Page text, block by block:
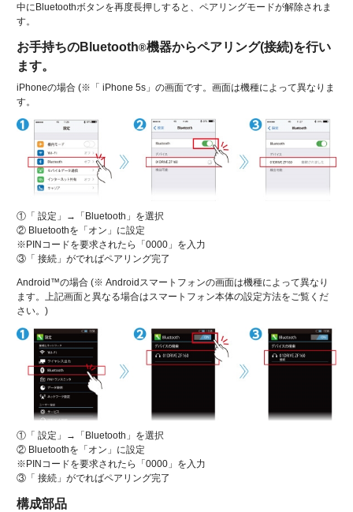
中にBluetoothボタンを再度長押しすると、ペアリングモードが解除されま
す。
お手持ちのBluetooth®機器からペアリング(接続)を行い
ます。
iPhoneの場合 (※「 iPhone 5s」の画面です。画面は機種によって異なりま
す。
①「 設定」→「Bluetooth」を選択
② Bluetoothを「オン」に設定
※PINコードを要求されたら「0000」を入力
③「 接続」がでればペアリング完了
Android™の場合 (※ Androidスマートフォンの画面は機種によって異なり
ます。上記画面と異なる場合はスマートフォン本体の設定方法をご覧くだ
さい。)
①「 設定」→「Bluetooth」を選択
② Bluetoothを「オン」に設定
※PINコードを要求されたら「0000」を入力
③「 接続」がでればペアリング完了
構成部品